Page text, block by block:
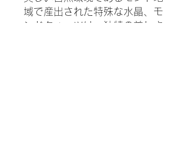
域で産出された特殊な水晶、モ
ンドクォーツは、独特の美しさ